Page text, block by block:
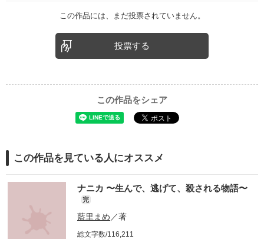
この作品には、まだ投票されていません。
投票する
この作品をシェア
この作品を見ている人にオススメ
ナニカ 〜生んで、逃げて、殺される物語〜
完
藍里まめ ／著
総文字数/116,211